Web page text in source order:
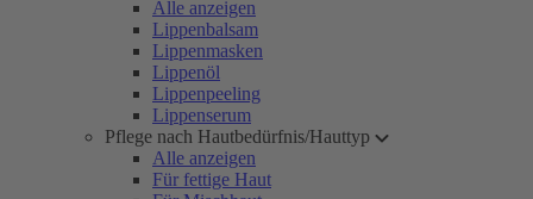
Alle anzeigen
Lippenbalsam
Lippenmasken
Lippenöl
Lippenpeeling
Lippenserum
Pflege nach Hautbedürfnis/Hauttyp
Alle anzeigen
Für fettige Haut